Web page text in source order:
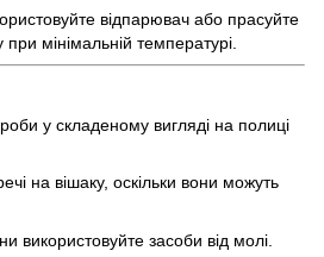
відпарювач або прасуйте
мінімальній температурі.
у складеному вигляді на полиці
на вішаку, оскільки вони можуть
використовуйте засоби від молі.